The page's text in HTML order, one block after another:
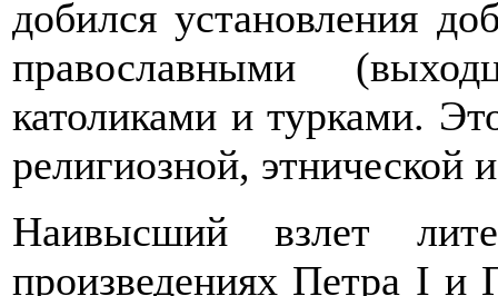
добился установления
православными
католиками и турками.
религиозной, этнической
Наивысший взлет
произведениях Петра I